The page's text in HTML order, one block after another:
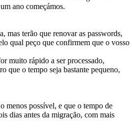
ano começámos.
mas terão que renovar as passwords,
qual peço que confirmem que o vosso
muito rápido a ser processado,
que o tempo seja bastante pequeno,
menos possível, e que o tempo de
dias antes da migração, com mais